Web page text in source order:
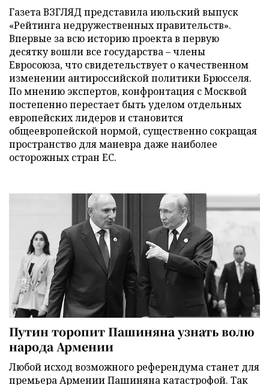
Газета ВЗГЛЯД представила июльский выпуск
«Рейтинга недружественных правительств».
Впервые за всю историю проекта в первую
десятку вошли все государства – члены
Евросоюза, что свидетельствует о качественном
изменении антироссийской политики Брюсселя.
По мнению экспертов, конфронтация с Москвой
постепенно перестает быть уделом отдельных
европейских лидеров и становится
общеевропейской нормой, существенно сокращая
пространство для маневра даже наиболее
осторожных стран ЕС.
Путин торопит Пашиняна узнать волю
народа Армении
Любой исход возможного референдума станет для
премьера Армении Пашиняна катастрофой. Так